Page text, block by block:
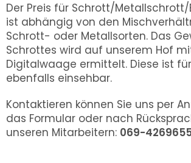
Der Preis für Schrott/
ist abhängig von den
Schrott- oder Metallsorten. Das
Schrottes wird auf unserem Hof
Digitalwaage ermittelt. Diese ist
ebenfalls einsehbar.
Kontaktieren können Sie uns per
das Formular oder nach
unseren Mitarbeitern: 069-